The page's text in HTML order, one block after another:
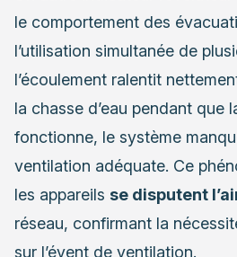
le comportement des
l’utilisation simultanée de
l’écoulement ralentit
la chasse d’eau pendant que
fonctionne, le système
ventilation adéquate. Ce
les appareils se disputent
réseau, confirmant la
sur l’évent de ventilation.